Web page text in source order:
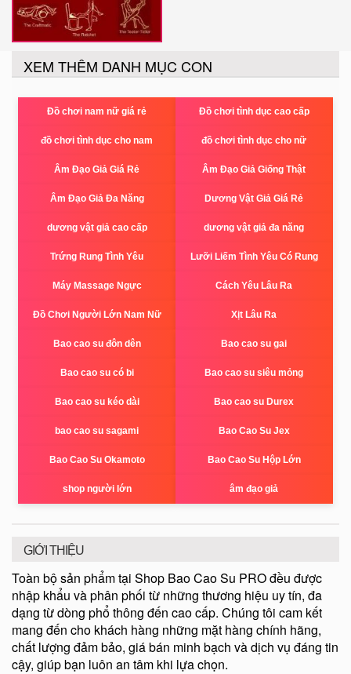
XEM THÊM DANH MỤC CON
Đồ chơi nam nữ giá rẻ Đồ chơi tình dục cao cấp
đồ chơi tình dục cho nam đồ chơi tình dục cho nữ
Âm Đạo Giả Giá Rẻ Âm Đạo Giả Giống Thật
Âm Đạo Giả Đa Năng Dương Vật Giả Giá Rẻ
dương vật giả cao cấp dương vật giả đa năng
Trứng Rung Tình Yêu Lưỡi Liếm Tình Yêu Có Rung
Máy Massage Ngực Cách Yêu Lâu Ra
Đồ Chơi Người Lớn Nam Nữ Xịt Lâu Ra
Bao cao su đôn dên Bao cao su gai
Bao cao su có bi Bao cao su siêu mỏng
Bao cao su kéo dài Bao cao su Durex
bao cao su sagami Bao Cao Su Jex
Bao Cao Su Okamoto Bao Cao Su Hộp Lớn
shop người lớn âm đạo giả
GIỚI THIỆU
Toàn bộ sản phẩm tại Shop Bao Cao Su PRO đều được
nhập khẩu và phân phối từ những thương hiệu uy tín, đa
dạng từ dòng phổ thông đến cao cấp. Chúng tôi cam kết
mang đến cho khách hàng những mặt hàng chính hãng,
chất lượng đảm bảo, giá bán minh bạch và dịch vụ đáng tin
cậy, giúp bạn luôn an tâm khi lựa chọn.